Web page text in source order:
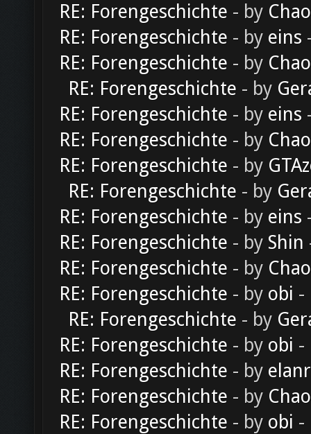
RE: Forengeschichte - by
RE: Forengeschichte - by eins
RE: Forengeschichte - by
RE: Forengeschichte - by
RE: Forengeschichte - by eins
RE: Forengeschichte - by
RE: Forengeschichte - by
RE: Forengeschichte - by
RE: Forengeschichte - by eins
RE: Forengeschichte - by Shin
RE: Forengeschichte - by
RE: Forengeschichte - by obi -
RE: Forengeschichte - by
RE: Forengeschichte - by obi -
RE: Forengeschichte - by
RE: Forengeschichte - by
RE: Forengeschichte - by obi -